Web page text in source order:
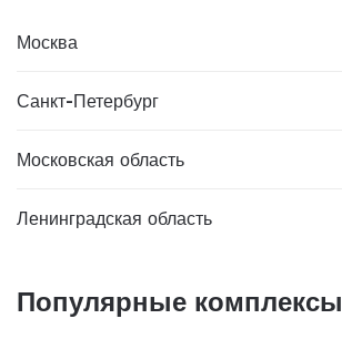
Москва
Санкт-Петербург
Московская область
Ленинградская область
Популярные комплексы